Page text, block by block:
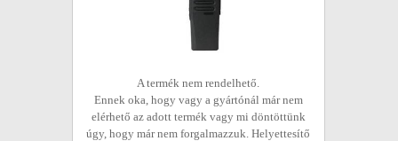
A termék nem rendelhető.
Ennek oka, hogy vagy a gyártónál már nem
elérhető az adott termék vagy mi döntöttünk
úgy, hogy már nem forgalmazzuk. Helyettesítő